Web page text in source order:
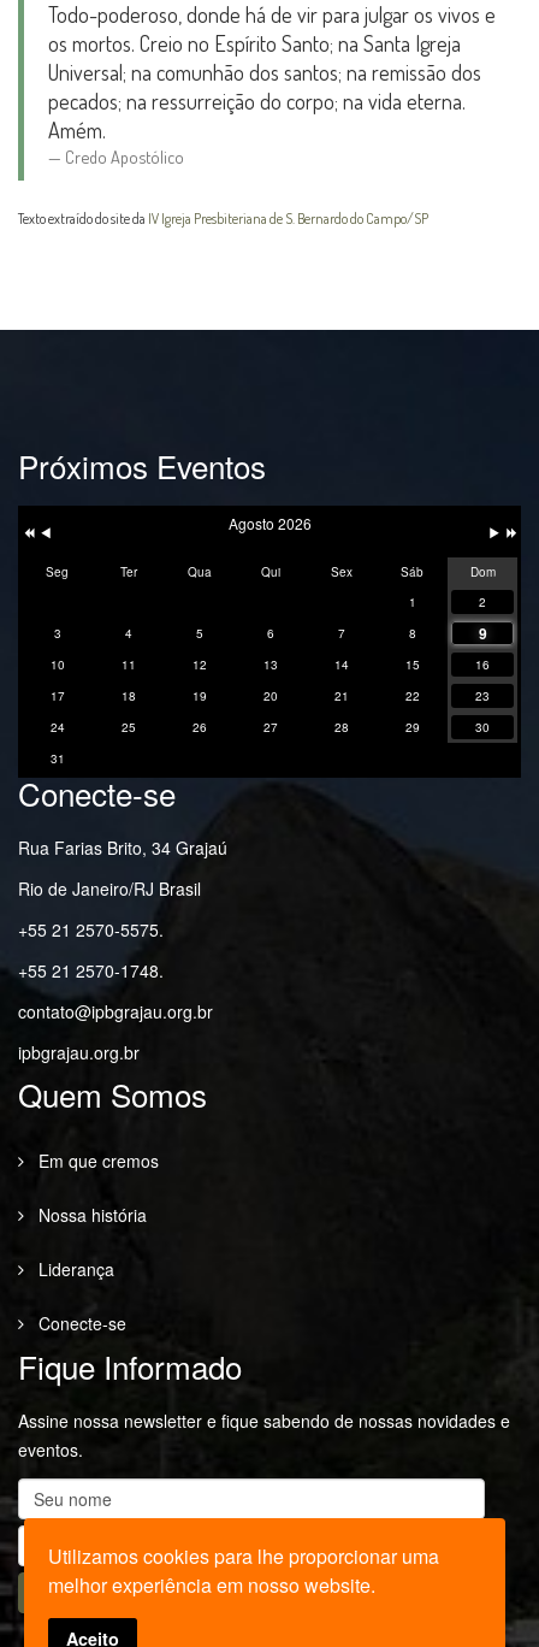
Todo-poderoso, donde há de vir para julgar os vivos e
os mortos. Creio no Espírito Santo; na Santa Igreja
Universal; na comunhão dos santos; na remissão dos
pecados; na ressurreição do corpo; na vida eterna.
Amém.
Credo Apostólico
Texto extraído do site da IV Igreja Presbiteriana de S. Bernardo do Campo/SP
Próximos Eventos
Ano
Anterior
Mês
Anterior Ano
Mês
Agosto 2026
Seg Ter Qua Qui Sex Sáb
Dom
1
2
3
4 5 6 7 8 9
10 11 12 13 14 15
16
17
18 19 20 21 22
23
24
25 26 27 28 29
30
31
Conecte-se
Rua Farias Brito, 34 Grajaú
Rio de Janeiro/RJ Brasil
+55 21 2570-5575.
+55 21 2570-1748.
contato@ipbgrajau.org.br
ipbgrajau.org.br
Quem Somos
Em que cremos
Nossa história
Liderança
Conecte-se
Fique Informado
Assine nossa newsletter e fique sabendo de nossas novidades e
eventos.
Utilizamos cookies para lhe proporcionar uma
melhor experiência em nosso website.
Aceito